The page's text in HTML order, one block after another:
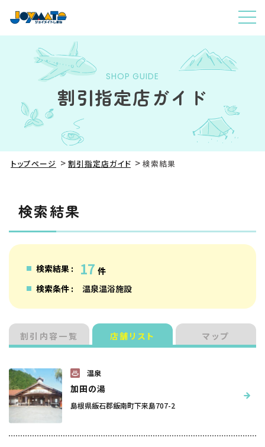
SHOP GUIDE
割引指定店ガイド
トップページ 割引指定店ガイド 検索結果
検索結果
検索結果 : 17 件
検索条件 :
温泉温浴施設
割引内容一覧 店舗リスト マップ
温泉
加田の湯
島根県飯石郡飯南町下来島707-2